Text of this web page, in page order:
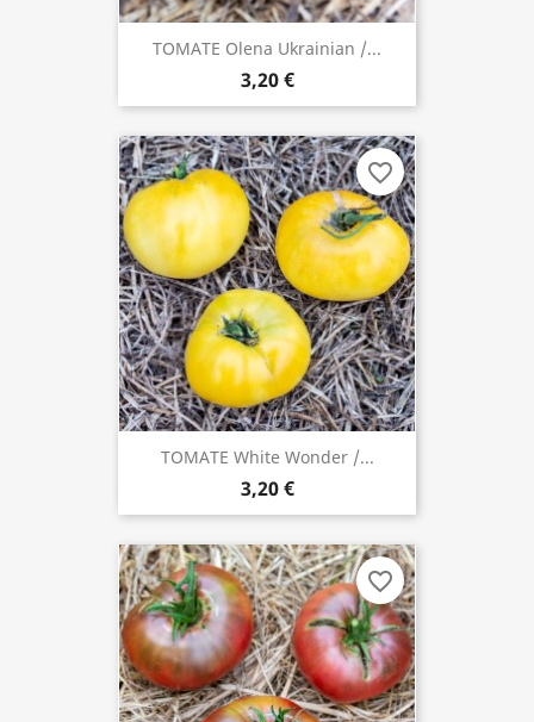
TOMATE Olena Ukrainian /...
3,20 €
TOMATE White Wonder /...
3,20 €
favorite_border
favorite_border